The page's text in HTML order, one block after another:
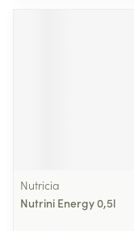
Nutricia
Nutrini Energy 0,5l